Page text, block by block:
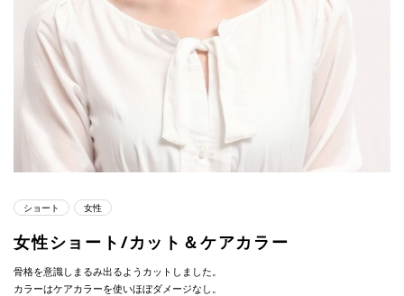
ショート 女性
女性ショート/カット＆ケアカラー
骨格を意識しまるみ出るようカットしました。
カラーはケアカラーを使いほぼダメージなし。